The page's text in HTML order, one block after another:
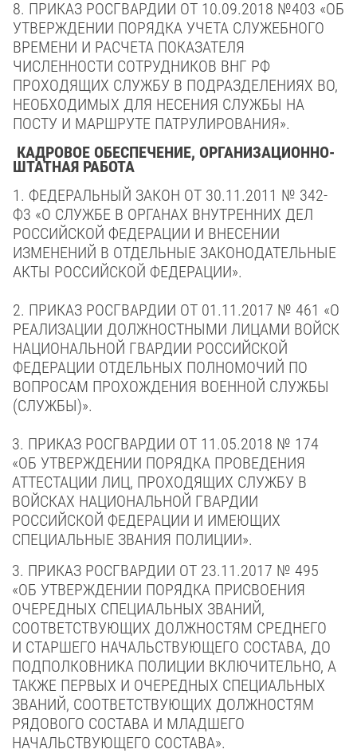
8. ПРИКАЗ РОСГВАРДИИ ОТ 10.09.2018 №403 «ОБ
УТВЕРЖДЕНИИ ПОРЯДКА УЧЕТА СЛУЖЕБНОГО
ВРЕМЕНИ И РАСЧЕТА ПОКАЗАТЕЛЯ
ЧИСЛЕННОСТИ СОТРУДНИКОВ ВНГ РФ
ПРОХОДЯЩИХ СЛУЖБУ В ПОДРАЗДЕЛЕНИЯХ ВО,
НЕОБХОДИМЫХ ДЛЯ НЕСЕНИЯ СЛУЖБЫ НА
ПОСТУ И МАРШРУТЕ ПАТРУЛИРОВАНИЯ».
КАДРОВОЕ ОБЕСПЕЧЕНИЕ, ОРГАНИЗАЦИОННО-
ШТАТНАЯ РАБОТА
1. ФЕДЕРАЛЬНЫЙ ЗАКОН ОТ 30.11.2011 № 342-
Ф3 «О СЛУЖБЕ В ОРГАНАХ ВНУТРЕННИХ ДЕЛ
РОССИЙСКОЙ ФЕДЕРАЦИИ И ВНЕСЕНИИ
ИЗМЕНЕНИЙ В ОТДЕЛЬНЫЕ ЗАКОНОДАТЕЛЬНЫЕ
АКТЫ РОССИЙСКОЙ ФЕДЕРАЦИИ».
2. ПРИКАЗ РОСГВАРДИИ ОТ 01.11.2017 № 461 «О
РЕАЛИЗАЦИИ ДОЛЖНОСТНЫМИ ЛИЦАМИ ВОЙСК
НАЦИОНАЛЬНОЙ ГВАРДИИ РОССИЙСКОЙ
ФЕДЕРАЦИИ ОТДЕЛЬНЫХ ПОЛНОМОЧИЙ ПО
ВОПРОСАМ ПРОХОЖДЕНИЯ ВОЕННОЙ СЛУЖБЫ
(СЛУЖБЫ)».
3. ПРИКАЗ РОСГВАРДИИ ОТ 11.05.2018 № 174
«ОБ УТВЕРЖДЕНИИ ПОРЯДКА ПРОВЕДЕНИЯ
АТТЕСТАЦИИ ЛИЦ, ПРОХОДЯЩИХ СЛУЖБУ В
ВОЙСКАХ НАЦИОНАЛЬНОЙ ГВАРДИИ
РОССИЙСКОЙ ФЕДЕРАЦИИ И ИМЕЮЩИХ
СПЕЦИАЛЬНЫЕ ЗВАНИЯ ПОЛИЦИИ».
3. ПРИКАЗ РОСГВАРДИИ ОТ 23.11.2017 № 495
«ОБ УТВЕРЖДЕНИИ ПОРЯДКА ПРИСВОЕНИЯ
ОЧЕРЕДНЫХ СПЕЦИАЛЬНЫХ ЗВАНИЙ,
СООТВЕТСТВУЮЩИХ ДОЛЖНОСТЯМ СРЕДНЕГО
И СТАРШЕГО НАЧАЛЬСТВУЮЩЕГО СОСТАВА, ДО
ПОДПОЛКОВНИКА ПОЛИЦИИ ВКЛЮЧИТЕЛЬНО, А
ТАКЖЕ ПЕРВЫХ И ОЧЕРЕДНЫХ СПЕЦИАЛЬНЫХ
ЗВАНИЙ, СООТВЕТСТВУЮЩИХ ДОЛЖНОСТЯМ
РЯДОВОГО СОСТАВА И МЛАДШЕГО
НАЧАЛЬСТВУЮЩЕГО СОСТАВА».